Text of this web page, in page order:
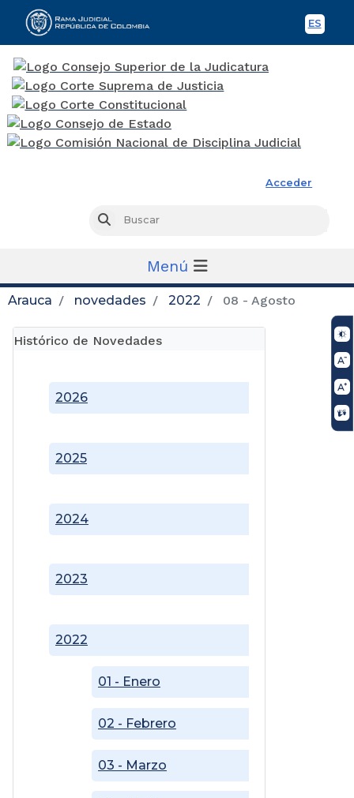
ES
Acceder
Buscar
Menú
Arauca novedades 2022 08 - Agosto
Histórico de Novedades
2022
01 - Enero
02 - Febrero
03 - Marzo
2023
2024
2025
2026